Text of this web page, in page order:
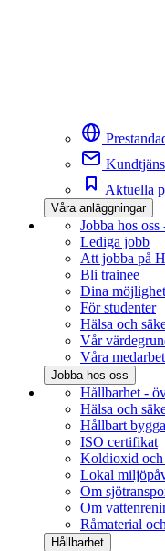
Aktuella
Våra anläggningar
Jobba hos
Lediga jobb
Att jobba på
Bli trainee
Dina
För studenter
Hälsa och
Vår
Våra
Jobba hos oss
Hållbarhet -
Hälsa och
Hållbart
ISO certifikat
Koldioxid och
Lokal
Om
Om
Råmaterial
Hållbarhet